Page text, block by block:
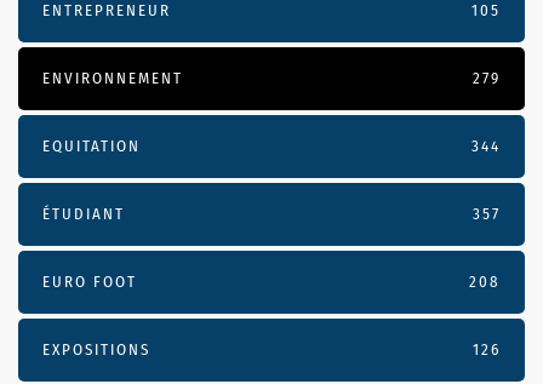
ENTREPRENEUR 105
ENVIRONNEMENT 279
EQUITATION 344
ÉTUDIANT 357
EURO FOOT 208
EXPOSITIONS 126